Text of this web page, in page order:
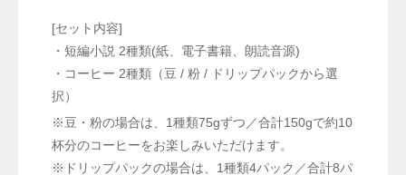
[セット内容]
・短編小説 2種類(紙、電子書籍、朗読音源)
・コーヒー 2種類（豆 / 粉 / ドリップパックから選
択）
※豆・粉の場合は、1種類75gずつ／合計150gで約10
杯分のコーヒーをお楽しみいただけます。
※ドリップパックの場合は、1種類4パック／合計8パ